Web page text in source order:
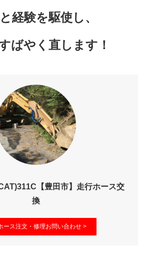
経験を駆使し、
ばやく直します！
【豊田市】走行ホース交
換
ース注文・修理お問い合わせ >